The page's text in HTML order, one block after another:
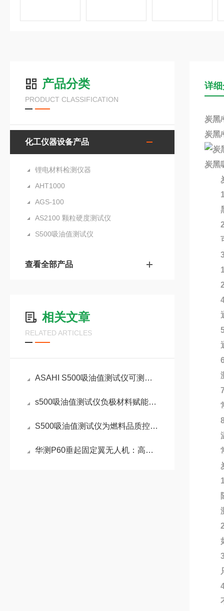
产品分类
PRODUCT CLASSIFICATION
化工仪器设备产品
锂电材料检测仪器
AHT1000
AGS-100
AS2100 颗粒硬度测试仪
S500吸油值测试仪
查看全部产品
相关文章
RELATED ARTICLES
ASAHI S500吸油值测试仪可测量锂电池粉未状物
s500吸油值测试仪负极材料赋能锂电产业品质管控
S500吸油值测试仪为燃料品质控制和优化提供重要依据
华测P60垂起固定翼无人机：高原与复杂地形的航测利器
详
炭黑
炭黑
炭黑
炭
1
黑
2
可
3
1)
2)
4
通
5
通
6
测
7
常
8
温
常
炭
1、
随
测
2
如
3
只
4
不